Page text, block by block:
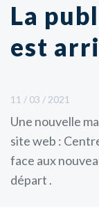
La
est
11 / 03 / 2021
Une nouvelle
site web :
face aux
départ .